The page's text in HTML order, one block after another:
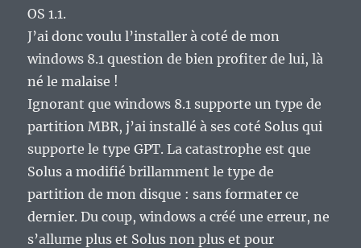
OS 1.1.
J’ai donc voulu l’installer à coté de mon
windows 8.1 question de bien profiter de lui, là
né le malaise !
Ignorant que windows 8.1 supporte un type de
partition MBR, j’ai installé à ses coté Solus qui
supporte le type GPT. La catastrophe est que
Solus a modifié brillamment le type de
partition de mon disque : sans formater ce
dernier. Du coup, windows a créé une erreur, ne
s’allume plus et Solus non plus et pour